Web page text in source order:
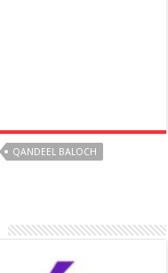
QANDEEL BALOCH